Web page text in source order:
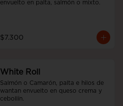
envuelto en palta, salmón o mixto.
$7.300
White Roll
Salmón o Camarón, palta e hilos de
wantan envuelto en queso crema y
cebollín.